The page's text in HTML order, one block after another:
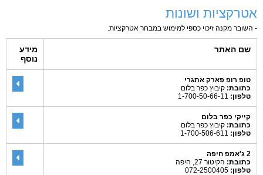
אטרקציות ושונות
- השובר מקנה זיכוי כספי למימוש במבחר אטרקציות.
שם האתר
מידע
נוסף
טופ רופ פארק אתגרי
כתובת: קיבוץ כפר בלום
טלפון:
קייקי כפר בלום
כתובת: קיבוץ כפר בלום
טלפון:
2 ג'אמפ חיפה
כתובת: הקיטור 27, חיפה
טלפון: